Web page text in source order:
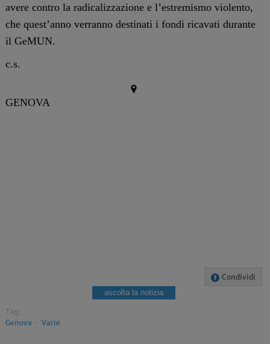
avere contro la radicalizzazione e l’estremismo violento,
che quest’anno verranno destinati i fondi ricavati durante
il GeMUN.
c.s.
GENOVA
Condividi
ascolta la notizia
Tag:
Genova - Varie